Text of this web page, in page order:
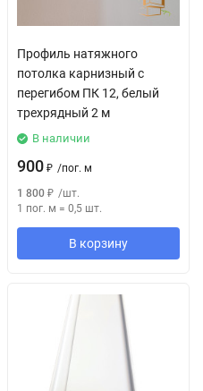
Профиль натяжного
потолка карнизный с
перегибом ПК 12, белый
трехрядный 2 м
В наличии
900 ₽ /пог. м
1 800 ₽ /шт.
1 пог. м = 0,5 шт.
В корзину